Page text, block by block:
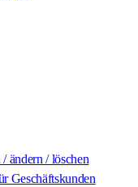
ändern / löschen
Geschäftskunden